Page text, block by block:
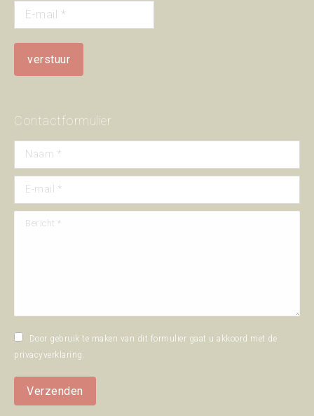
Contactformulier
Naam *
E-mail *
Bericht *
Door gebruik te maken van dit formulier gaat u akkoord met de
privacyverklaring
Verzenden